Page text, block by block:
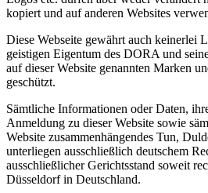
kopiert und auf anderen Websites
Diese Webseite gewährt auch keinerlei
geistigen Eigentum des DORA und
auf dieser Website genannten Marken
geschützt.
Sämtliche Informationen oder Daten,
Anmeldung zu dieser Website sowie
Website zusammenhängendes Tun,
unterliegen ausschließlich deutschem
ausschließlicher Gerichtsstand soweit
Düsseldorf in Deutschland.